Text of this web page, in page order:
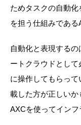
ためタスクの自動
を担う仕組みである
自動化と表現する
ートクラウドとし
に操作してもらって
載した方が正しい
AXCを使ってインフ